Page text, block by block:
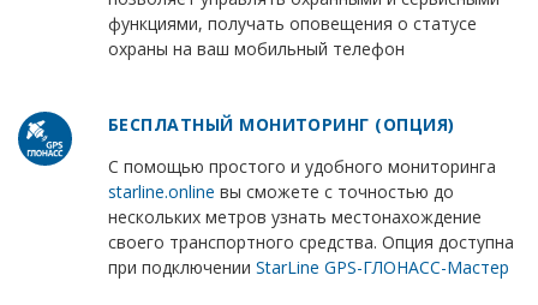
функциями, получать оповещения о статусе
охраны на ваш мобильный телефон
БЕСПЛАТНЫЙ МОНИТОРИНГ (ОПЦИЯ)
С помощью простого и удобного мониторинга
starline.online вы сможете с точностью до
нескольких метров узнать местонахождение
своего транспортного средства. Опция доступна
при подключении StarLine GPS-ГЛОНАСС-Мастер